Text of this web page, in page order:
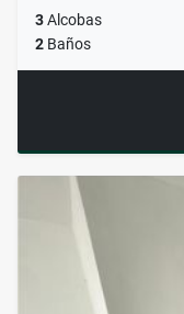
3Alcobas
2 Baños